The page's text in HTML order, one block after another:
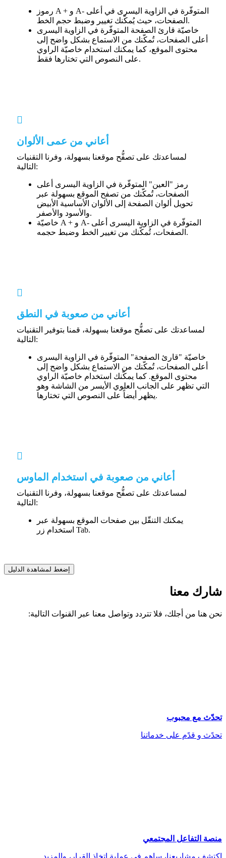
رموز A + و A- المتوفّرة في الزاوية اليسرى في أعلى
الصفحات، حيث يُمكّنك تغيير وضبط حجم الخط.
خاصيّة قارئ الصفحة المتوفّرة في الزاوية اليسرى
أعلى الصفحات، تُمكّنك من الاستماع بشكل واضح إلى
محتوى الموقع، كما يمكنك استخدام خاصيّة الراوي
على النصوص التي تختارها فقط.
أعاني من عمى الألوان
لمساعدتك على تصفُّح موقعنا بسهولة، وفرنا التقنيات
التالية:
رمز "العين" المتوفّرة في الزاوية اليسرى أعلى
الصفحات، تُمكّنك من تصفح الموقع بسهولة عبر
تحويل ألوان الصفحة إلى الألوان الأساسية الأبيض
والأسود والأصفر.
خاصيّة A + و A- المتوفّرة في الزاوية اليسرى أعلى
الصفحات، تُمكّنك من تغيير الخط وضبط حجمه.
أعاني من صعوبة في النطق
لمساعدتك على تصفُّح موقعنا بسهولة، قمنا بتوفير التقنيات
التالية:
خاصيّة "قارئ الصفحة" المتوفّرة في الزاوية اليسرى
أعلى الصفحات، تُمكّنك من الاستماع بشكل واضح إلى
محتوى الموقع. كما يمكّنك استخدام خاصيّة الراوي
التي تظهر على الجانب العلوي الأيسر من الشاشة وهو
يظهر أيضاً على النصوص التي تختارها.
أعاني من صعوبة في استخدام الماوس
لمساعدتك على تصفُّح موقعنا بسهولة، وفرنا التقنيات
التالية:
يمكنك التنقّل بين صفحات الموقع بسهولة عبر
استخدام زر Tab.
إضغط لمشاهدة الدليل
شارك معنا
نحن هنا من أجلك، فلا تتردد وتواصل معنا عبر القنوات التالية:
تحدّث مع محبوب
تحدًث و قدًم على خدماتنا
منصة التفاعل المجتمعي
اكتشف مشاريعنا، ساهم في عملية اتخاذ القرار، والمزيد.